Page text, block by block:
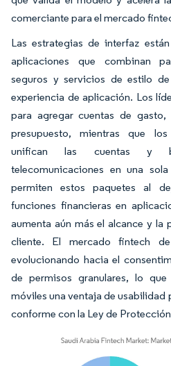
comerciante para el mercado
Las estrategias de interfaz
aplicaciones que combinan
seguros y servicios de estilo
experiencia de aplicación. Los
para agregar cuentas de
presupuesto, mientras que
unifican las cuentas y
telecomunicaciones en una
permiten estos paquetes al
funciones financieras en
aumenta aún más el alcance y
cliente. El mercado fintech
evolucionando hacia el
de permisos granulares, lo
móviles una ventaja de usabilidad
conforme con la Ley de